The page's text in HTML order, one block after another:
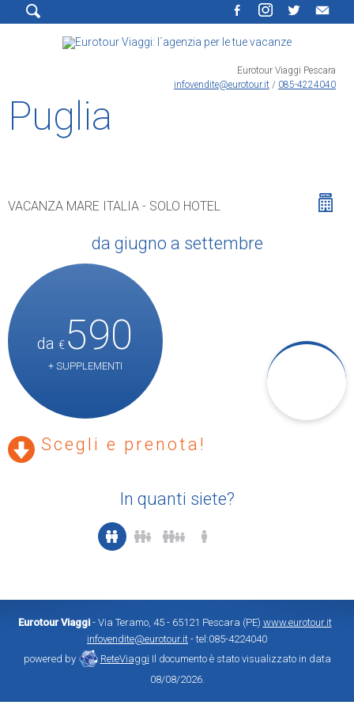
Eurotour Viaggi Pescara
infovendite@eurotour.it / 085-4224040
Puglia
VACANZA MARE ITALIA - SOLO HOTEL
da giugno a settembre
da € 590
+ SUPPLEMENTI
Scegli e prenota!
In quanti siete?
Eurotour Viaggi - Via Teramo, 45 - 65121 Pescara (PE) www.eurotour.it
infovendite@eurotour.it - tel:085-4224040
powered by
ReteViaggi Il documento è stato visualizzato in data
08/08/2026.